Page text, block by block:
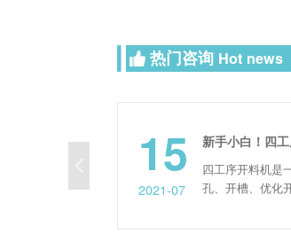
热门咨询 Hot news
15
2021-07
新手小白！四工序开料机操作前需要掌握哪些？
四工序开料机是一种集自动定位、打
孔、开槽、优化开料于一体，经济实惠
代化、数控化生产的智能设备;可以取